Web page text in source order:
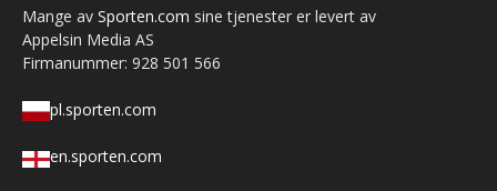
Mange av Sporten.com sine tjenester er levert av
Appelsin Media AS
Firmanummer: 928 501 566
pl.sporten.com
en.sporten.com